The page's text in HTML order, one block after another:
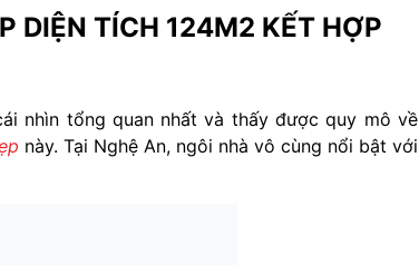
DIỆN TÍCH 124M2 KẾT HỢP
nhìn tổng quan nhất và thấy được quy mô về
này. Tại Nghệ An, ngôi nhà vô cùng nổi bật với